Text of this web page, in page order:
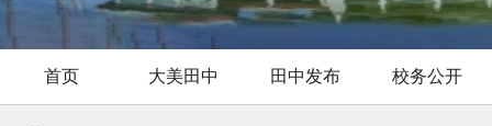
首页 大美田中 田中发布 校务公开